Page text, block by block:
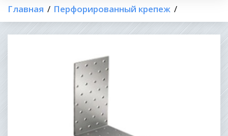
Главная Перфорированный крепеж